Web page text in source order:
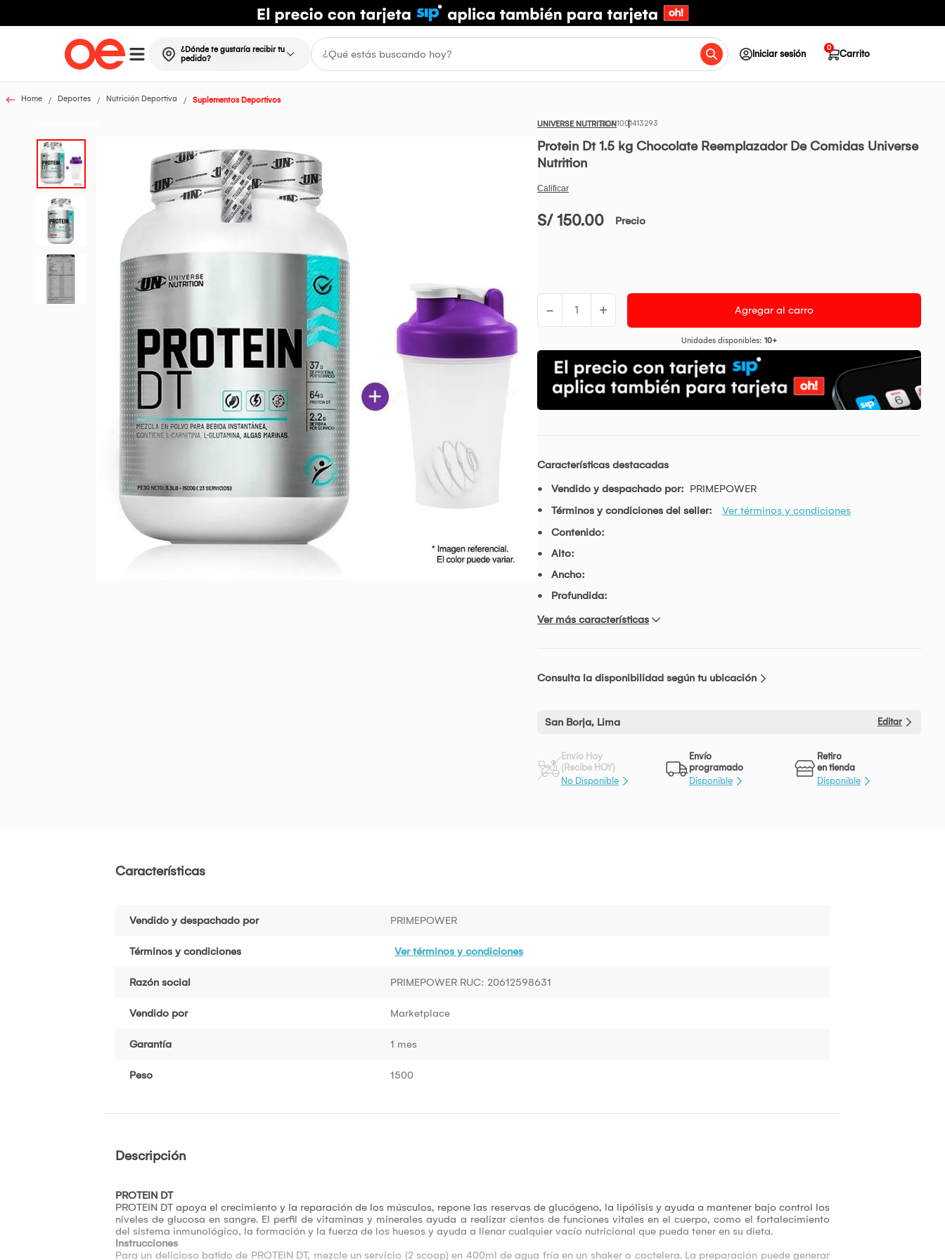
¿Dónde te gustaría recibir tu
pedido?
Iniciar sesión Carrito
0
Home Deportes Nutrición Deportiva Suplementos Deportivos
UNIVERSE NUTRITION1001413293
Protein Dt 1.5 kg Chocolate Reemplazador De Comidas Universe
Nutrition
S/ 150.00 Precio
- + Agregar al carro
Unidades disponibles: 10+
Características destacadas
Vendido y despachado por: PRIMEPOWER
Términos y condiciones del seller:
Ver términos y condiciones
Contenido:
Alto:
Ancho:
Profundida:
Ver más características
Consulta la disponibilidad según tu ubicación
San Borja, Lima Editar
Envío Hoy
(Recibe HOY)
No Disponible
Envío
programado
Disponible
Retiro
en tienda
Disponible
Características
Vendido y despachado por PRIMEPOWER
Términos y condiciones Ver términos y condiciones
Razón social PRIMEPOWER RUC: 20612598631
Vendido por Marketplace
Garantía 1 mes
Peso 1500
Descripción
PROTEIN DT
PROTEIN DT apoya el crecimiento y la reparación de los músculos, repone las reservas de glucógeno, la lipólisis y ayuda a mantener bajo control los
niveles de glucosa en sangre. El perfil de vitaminas y minerales ayuda a realizar cientos de funciones vitales en el cuerpo, como el fortalecimiento
del sistema inmunológico, la formación y la fuerza de los huesos y ayuda a llenar cualquier vacío nutricional que pueda tener en su dieta.
Instrucciones
Para un delicioso batido de PROTEIN DT, mezcle un servicio (2 scoop) en 400ml de agua fría en un shaker o coctelera. La preparación puede generar